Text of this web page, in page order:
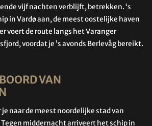
vijf nachten verblijft, betrekken. ‘s
in Vardø aan, de meest oostelijke haven
voert de route langs het Varanger
voordat je ’s avonds Berlevåg bereikt.
VAN
naar de meest noordelijke stad van
middernacht arriveert het schip in